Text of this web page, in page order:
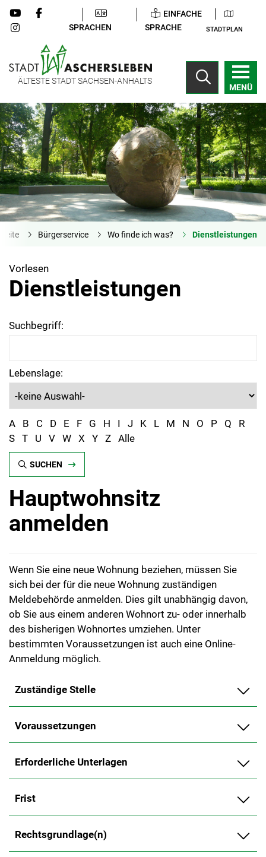
SPRACHEN
EINFACHE
SPRACHE
STADTPLAN
ÄLTESTE STADT SACHSEN-ANHALTS
MENÜ
Bürgerservice Wo finde ich was? Dienstleistungen
Vorlesen
Dienstleistungen
Suchbegriff:
Lebenslage:
A B C D E F G H I J K L M N O P Q
R
S T U V W X Y Z Alle
SUCHEN
Hauptwohnsitz
anmelden
Wenn Sie eine neue Wohnung beziehen, müssen Sie
sich bei der für die neue Wohnung zuständigen
Meldebehörde anmelden. Dies gilt unabhängig davon,
ob Sie aus einem anderen Wohnort zu- oder innerhalb
des bisherigen Wohnortes umziehen. Unter
bestimmten Voraussetzungen ist auch eine Online-
Anmeldung möglich.
Zuständige Stelle
Voraussetzungen
Erforderliche Unterlagen
Frist
Rechtsgrundlage(n)